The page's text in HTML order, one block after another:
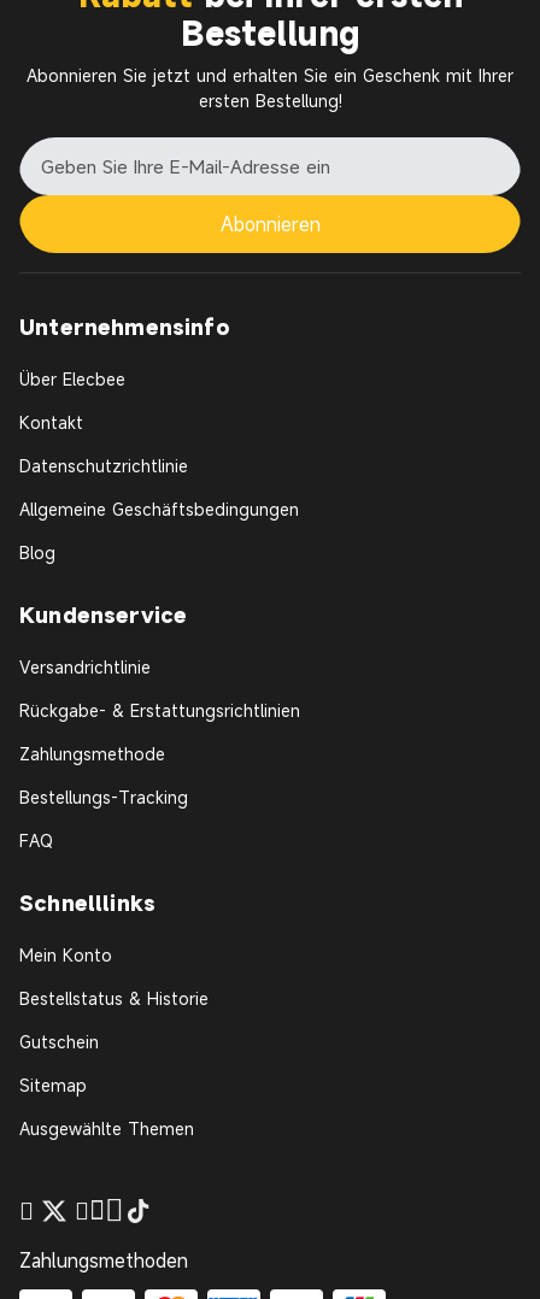
Bestellung
Abonnieren Sie jetzt und erhalten Sie ein Geschenk mit Ihrer
ersten Bestellung!
Abonnieren
Unternehmensinfo
Über Elecbee
Kontakt
Datenschutzrichtlinie
Allgemeine Geschäftsbedingungen
Blog
Kundenservice
Versandrichtlinie
Rückgabe- & Erstattungsrichtlinien
Zahlungsmethode
Bestellungs-Tracking
FAQ
Schnelllinks
Mein Konto
Bestellstatus & Historie
Gutschein
Sitemap
Ausgewählte Themen
Zahlungsmethoden